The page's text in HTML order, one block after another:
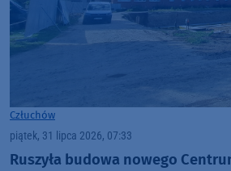
Człuchów
piątek, 31 lipca 2026, 07:33
Ruszyła budowa nowego